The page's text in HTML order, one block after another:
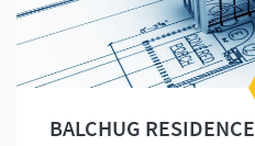
BALCHUG RESIDENCE